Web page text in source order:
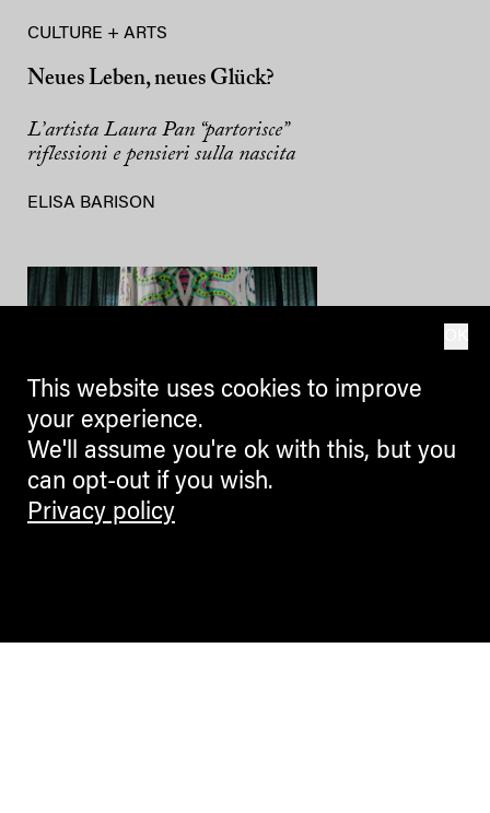
CULTURE + ARTS
Neues Leben, neues Glück?
L’artista Laura Pan “partorisce”
riflessioni e pensieri sulla nascita
ELISA BARISON
BLOGGERS
ANDREAS HEILER
This website uses cookies to improve
your experience.
We'll assume you're ok with this, but you
can opt-out if you wish.
Privacy policy